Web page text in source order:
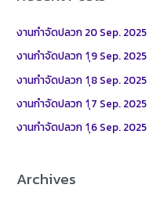
h
:
งานกำจัดปลวก 20 Sep. 2025
งานกำจัดปลวก 1ุ9 Sep. 2025
งานกำจัดปลวก 1ุ8 Sep. 2025
งานกำจัดปลวก 1ุ7 Sep. 2025
งานกำจัดปลวก 1ุ6 Sep. 2025
Archives